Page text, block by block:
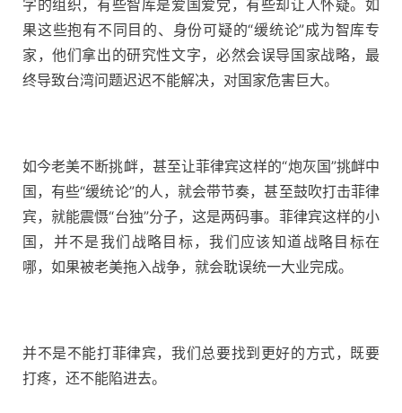
字的组织，有些智库是爱国爱党，有些却让人怀疑。如
果这些抱有不同目的、身份可疑的“缓统论”成为智库专
家，他们拿出的研究性文字，必然会误导国家战略，最
终导致台湾问题迟迟不能解决，对国家危害巨大。
如今老美不断挑衅，甚至让菲律宾这样的“炮灰国”挑衅中
国，有些“缓统论”的人，就会带节奏，甚至鼓吹打击菲律
宾，就能震慑“台独”分子，这是两码事。菲律宾这样的小
国，并不是我们战略目标，我们应该知道战略目标在
哪，如果被老美拖入战争，就会耽误统一大业完成。
并不是不能打菲律宾，我们总要找到更好的方式，既要
打疼，还不能陷进去。